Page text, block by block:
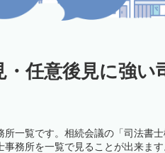
任意後見に強い
一覧です。相続会議の「司法書
務所を一覧で見ることが出来ま